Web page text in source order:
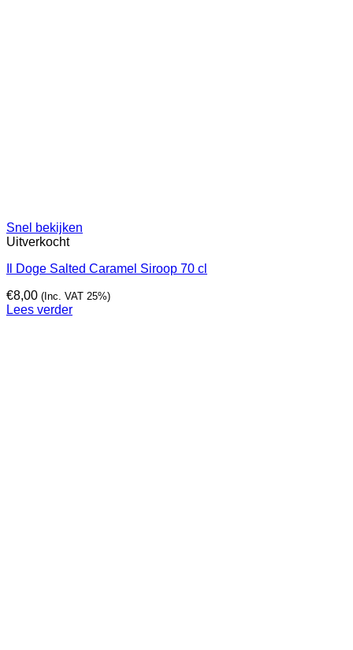
Snel bekijken
Uitverkocht
Il Doge Salted Caramel Siroop 70 cl
€8,00 (Inc. VAT 25%)
Lees verder